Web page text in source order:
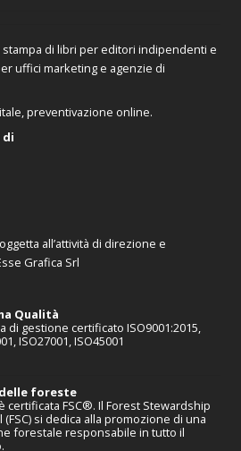
stampa di libri per editori indipendenti e
uffici marketing e agenzie di
preventivazione online.
di
all’attività di direzione e
Grafica Srl
Qualità
di gestione certificato ISO9001:2015,
ISO27001, ISO45001
foreste
certificata FSC®. Il Forest Stewardship
(FSC) si dedica alla promozione di una
forestale responsabile in tutto il